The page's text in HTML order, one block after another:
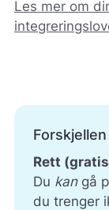
Les mer om
Rett
Du kangå
du trenger